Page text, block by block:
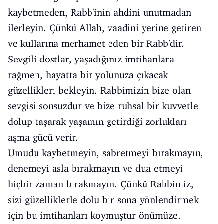
kaybetmeden, Rabb'inin ahdini unutmadan
ilerleyin. Çünkü Allah, vaadini yerine getiren
ve kullarına merhamet eden bir Rabb'dir.
Sevgili dostlar, yaşadığınız imtihanlara
rağmen, hayatta bir yolunuza çıkacak
güzellikleri bekleyin. Rabbimizin bize olan
sevgisi sonsuzdur ve bize ruhsal bir kuvvetle
dolup taşarak yaşamın getirdiği zorlukları
aşma gücü verir.
Umudu kaybetmeyin, sabretmeyi bırakmayın,
denemeyi asla bırakmayın ve dua etmeyi
hiçbir zaman bırakmayın. Çünkü Rabbimiz,
sizi güzelliklerle dolu bir sona yönlendirmek
için bu imtihanları koymuştur önümüze.